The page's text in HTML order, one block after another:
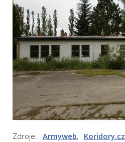
Zdroje: Armyweb, Koridory.cz